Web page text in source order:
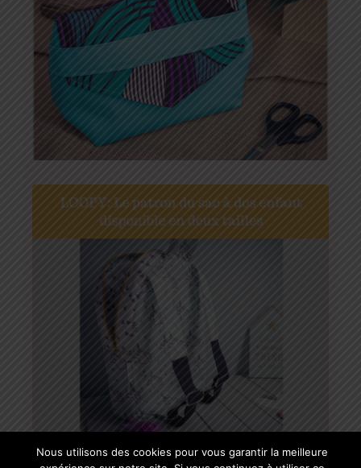
Nous utilisons des cookies pour vous garantir la meilleure